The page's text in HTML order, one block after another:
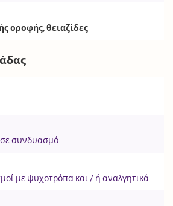
οροφής, θειαζίδες
σε συνδυασμό
με ψυχοτρόπα και / ή αναλγητικά